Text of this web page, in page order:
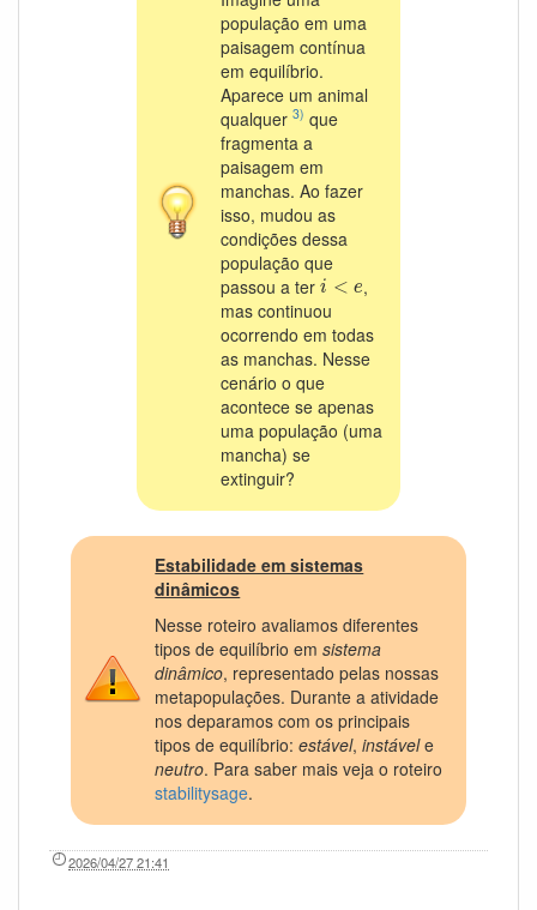
população em uma
paisagem contínua
em equilíbrio.
Aparece um animal
qualquer3) que
fragmenta a
paisagem em
manchas. Ao fazer
isso, mudou as
condições dessa
população que
passou a teri < e
i<e
,
mas continuou
ocorrendo em todas
as manchas. Nesse
cenário o que
acontece se apenas
uma população (uma
mancha) se
extinguir?
Estabilidade em sistemas
dinâmicos
Nesse roteiro avaliamos diferentes
tipos de equilíbrio emsistema
dinâmico, representado pelas nossas
metapopulações. Durante a atividade
nos deparamos com os principais
tipos de equilíbrio:estável,instávele
neutro. Para saber mais veja o roteiro
stabilitysage.
2026/04/27 21:41